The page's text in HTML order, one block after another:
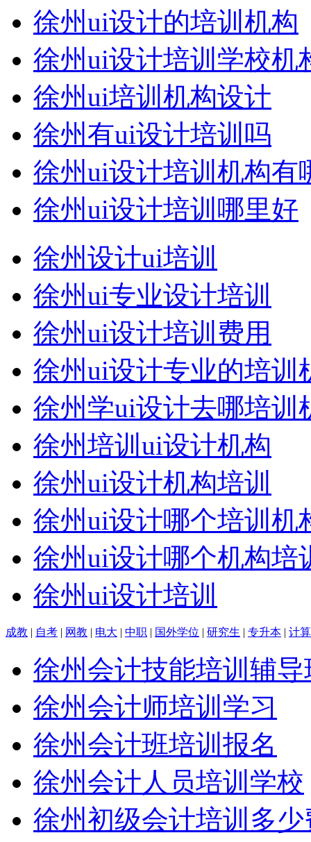
徐州ui设计的培训机构
徐州ui设计培训学校机
徐州ui培训机构设计
徐州有ui设计培训吗
徐州ui设计培训机构有
徐州ui设计培训哪里好
徐州设计ui培训
徐州ui专业设计培训
徐州ui设计培训费用
徐州ui设计专业的培训
徐州学ui设计去哪培训
徐州培训ui设计机构
徐州ui设计机构培训
徐州ui设计哪个培训机
徐州ui设计哪个机构培
徐州ui设计培训
成教 | 自考 | 网教 | 电大 | 中职 | 国外学位 | 研究生 | 专升本 | 计
徐州会计技能培训辅导
徐州会计师培训学习
徐州会计班培训报名
徐州会计人员培训学校
徐州初级会计培训多少